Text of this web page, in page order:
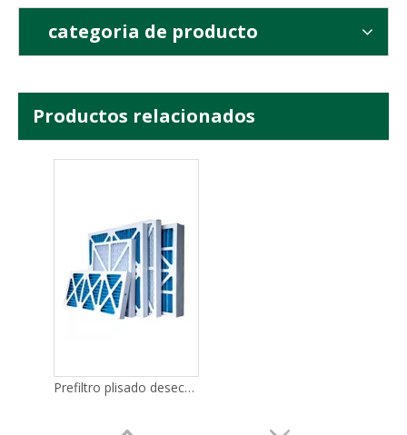
categoria de producto
Productos relacionados
Prefiltro de aluminio permanente y lavable
Prefiltro plisado desechable